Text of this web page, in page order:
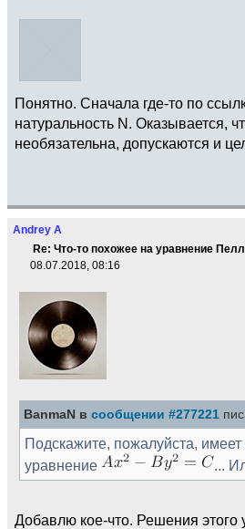
Понятно. Сначала где-то по
натуральность N. Оказывается,
необязательна, допускаются и
Andrey A
Re: Что-то похожее на уравнение
08.07.2018, 08:16
BanmaN в сообщении #277221
Подскажите, пожалуйста,
уравнение
...
Добавлю кое-что. Решения этого